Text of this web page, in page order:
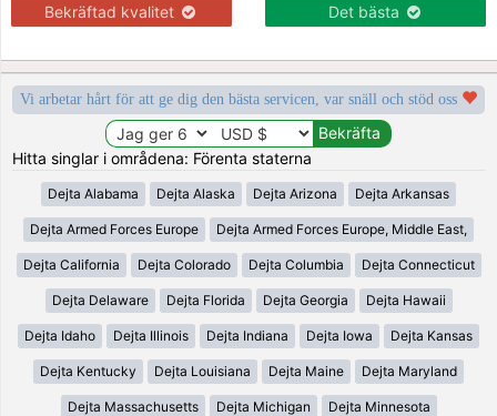
Bekräftad kvalitet Det bästa
Vi arbetar hårt för att ge dig den bästa servicen, var snäll och stöd oss
Hitta singlar i områdena: Förenta staterna
Dejta Alabama Dejta Alaska Dejta Arizona Dejta Arkansas
Dejta Armed Forces Europe Dejta Armed Forces Europe, Middle East,
Dejta California Dejta Colorado Dejta Columbia Dejta Connecticut
Dejta Delaware Dejta Florida Dejta Georgia Dejta Hawaii
Dejta Idaho Dejta Illinois Dejta Indiana Dejta Iowa Dejta Kansas
Dejta Kentucky Dejta Louisiana Dejta Maine Dejta Maryland
Dejta Massachusetts Dejta Michigan Dejta Minnesota